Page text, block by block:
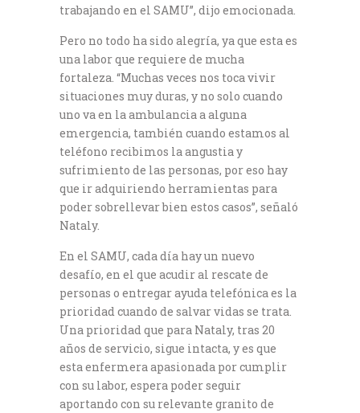
trabajando en el SAMU”, dijo emocionada.
Pero no todo ha sido alegría, ya que esta es
una labor que requiere de mucha
fortaleza. “Muchas veces nos toca vivir
situaciones muy duras, y no solo cuando
uno va en la ambulancia a alguna
emergencia, también cuando estamos al
teléfono recibimos la angustia y
sufrimiento de las personas, por eso hay
que ir adquiriendo herramientas para
poder sobrellevar bien estos casos”, señaló
Nataly.
En el SAMU, cada día hay un nuevo
desafío, en el que acudir al rescate de
personas o entregar ayuda telefónica es la
prioridad cuando de salvar vidas se trata.
Una prioridad que para Nataly, tras 20
años de servicio, sigue intacta, y es que
esta enfermera apasionada por cumplir
con su labor, espera poder seguir
aportando con su relevante granito de